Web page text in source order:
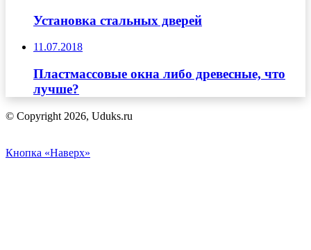
Установка стальных дверей
11.07.2018
Пластмассовые окна либо древесные, что
лучше?
© Copyright 2026, Uduks.ru
Кнопка «Наверх»